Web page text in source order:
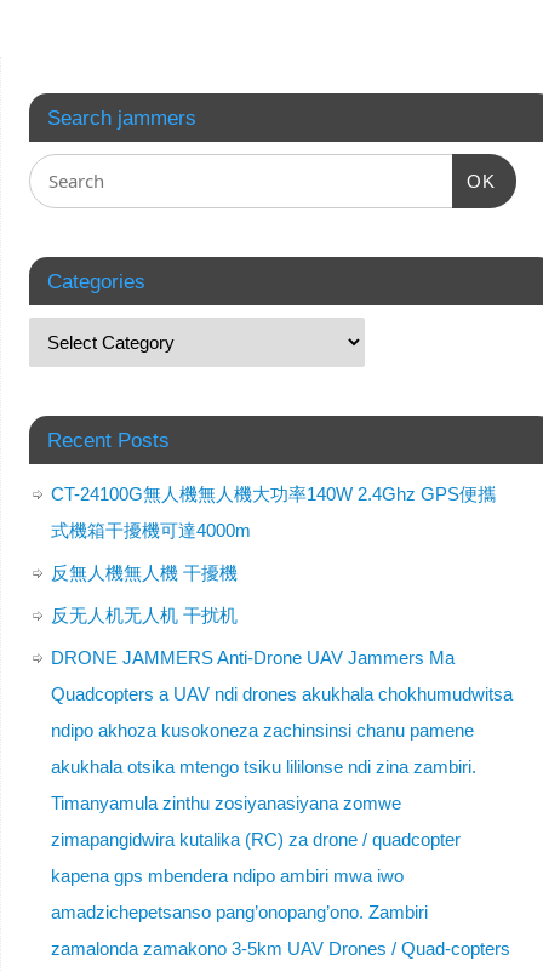
Search jammers
OK
Categories
Recent Posts
CT-24100G無人機無人機大功率140W 2.4Ghz GPS便攜
式機箱干擾機可達4000m
反無人機無人機 干擾機
反无人机无人机 干扰机
DRONE JAMMERS Anti-Drone UAV Jammers Ma
Quadcopters a UAV ndi drones akukhala chokhumudwitsa
ndipo akhoza kusokoneza zachinsinsi chanu pamene
akukhala otsika mtengo tsiku lililonse ndi zina zambiri.
Timanyamula zinthu zosiyanasiyana zomwe
zimapangidwira kutalika (RC) za drone / quadcopter
kapena gps mbendera ndipo ambiri mwa iwo
amadzichepetsanso pang’onopang’ono. Zambiri
zamalonda zamakono 3-5km UAV Drones / Quad-copters